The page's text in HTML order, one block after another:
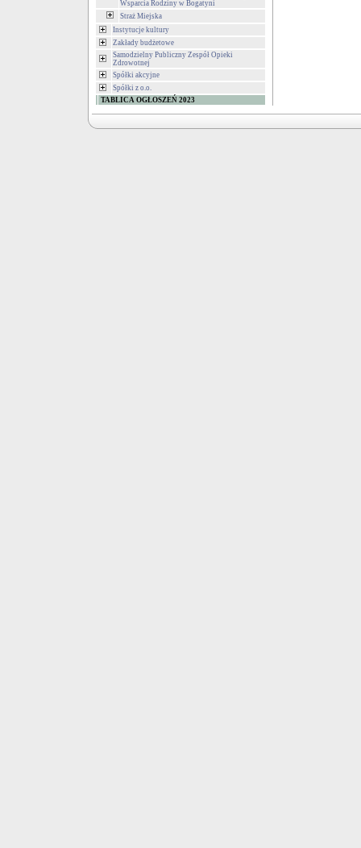
Wsparcia Rodziny w Bogatyni
Straż Miejska
Instytucje kultury
Zakłady budżetowe
Samodzielny Publiczny Zespół Opieki
Zdrowotnej
Spółki akcyjne
Spółki z o.o.
TABLICA OGŁOSZEŃ 2023